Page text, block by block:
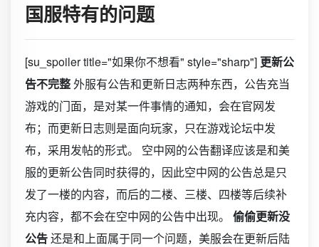
国服特有的问题
[su_spoiler title="如果你不想看" style="sharp"] 更新公
告不完整外服有公告和更新日志两种东西，公告充当
游戏的门面，是对某一件事情的通知，会在官网发
布；而更新日志则是面向玩家，只在游戏论坛中发
布，采用发帖的形式。 空中网的公告翻译应该是和美
服的更新公告同时获得的，因此空中网的公告总是只
发了一楼的内容，而后的二楼、三楼、四楼等后续补
充内容，都不会在空中网的公告中出现。 偷偷更新没
公告还是和上面属于同一个问题，美服会在更新后陆